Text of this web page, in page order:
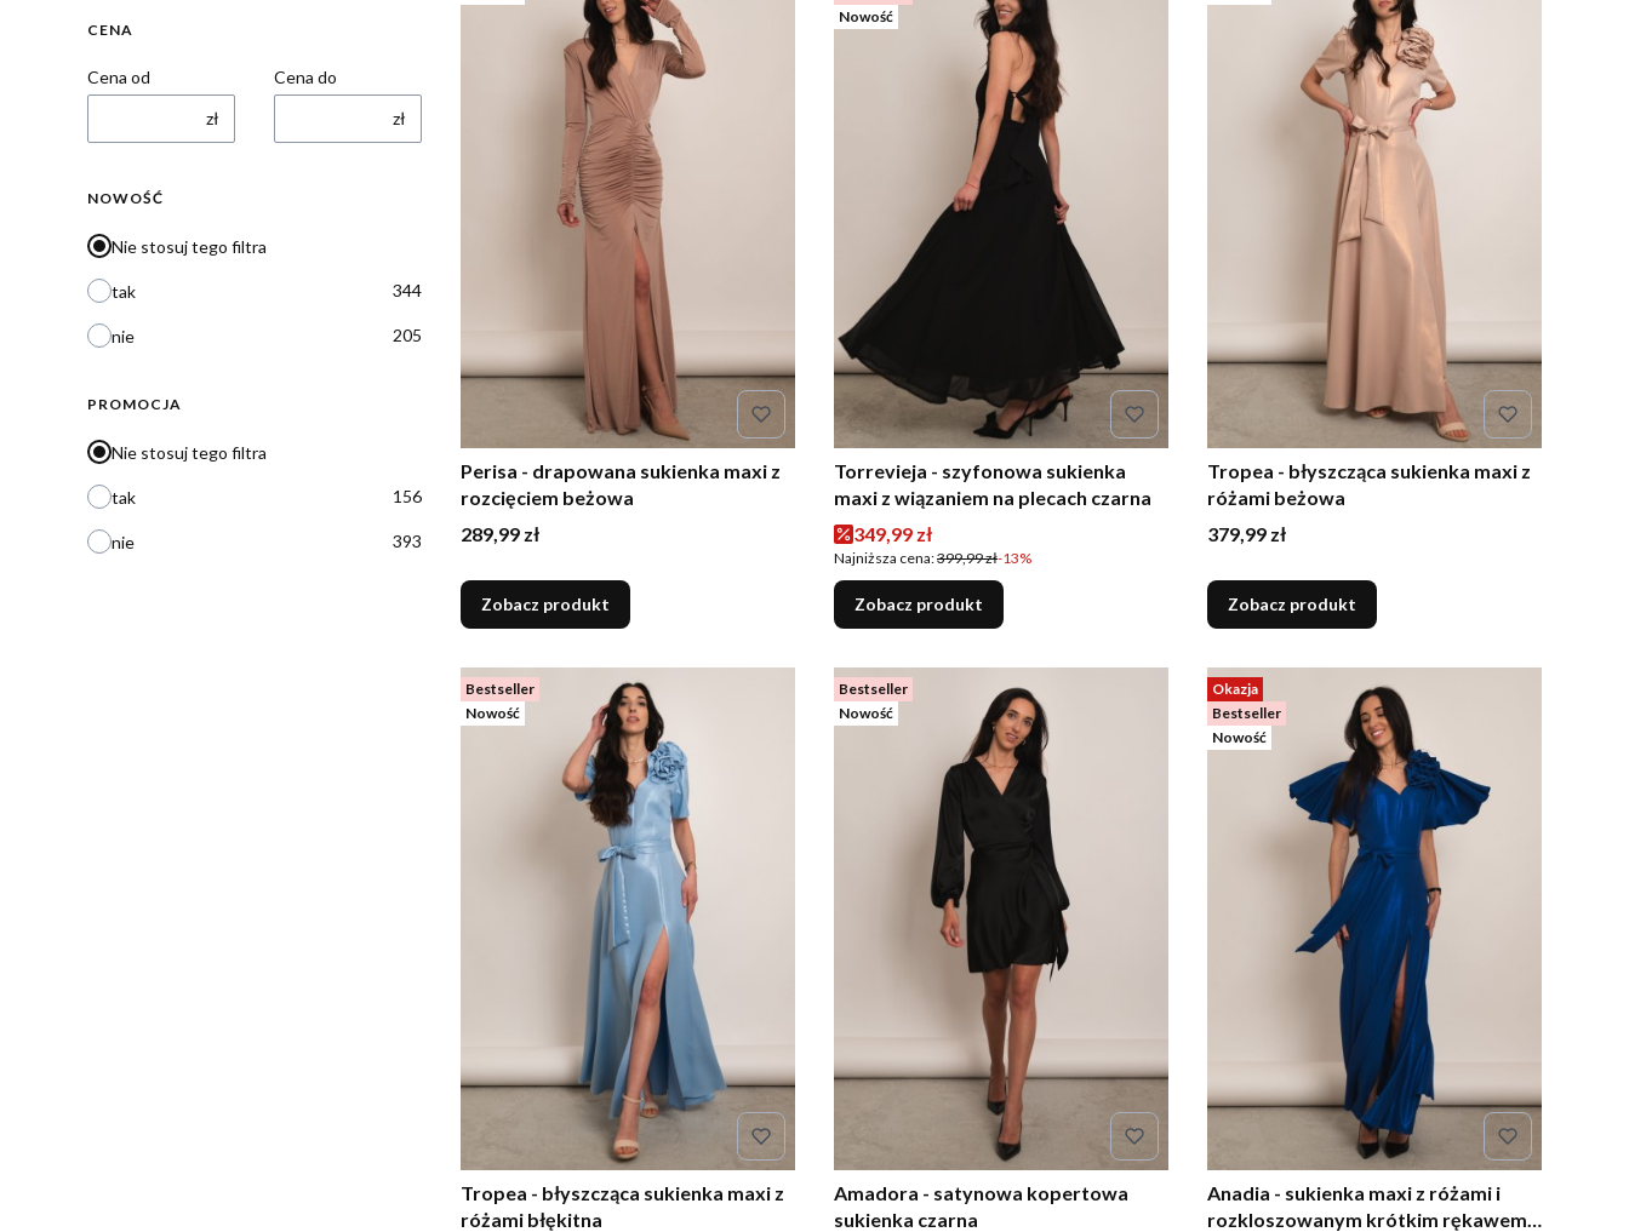
CENA
Cena od
zł
Cena do
zł
NOWOŚĆ
Nie stosuj tego filtra
tak 344
nie 205
PROMOCJA
Nie stosuj tego filtra
tak 156
nie 393
Perisa - drapowana sukienka maxi z
rozcięciem beżowa
Cena
289,99 zł
Zobacz produkt
Nowość
Torrevieja - szyfonowa sukienka
maxi z wiązaniem na plecach czarna
Cena promocyjna
349,99 zł
Najniższa cena:399,99 zł-13%
Zobacz produkt
Tropea - błyszcząca sukienka maxi z
różami beżowa
Cena
379,99 zł
Zobacz produkt
Bestseller
Nowość
Tropea - błyszcząca sukienka maxi z
różami błękitna
Bestseller
Nowość
Amadora - satynowa kopertowa
sukienka czarna
Okazja
Bestseller
Nowość
Anadia - sukienka maxi z różami i
rozkloszowanym krótkim rękawem